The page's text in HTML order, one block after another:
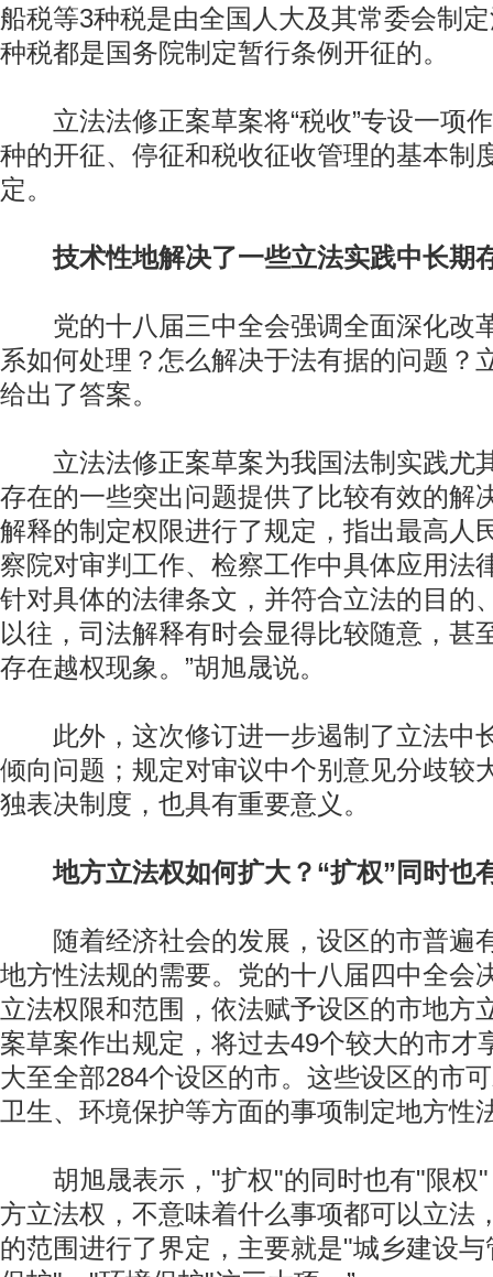
船税等3种税是由全国人大及其常委会制
种税都是国务院制定暂行条例开征的。
立法法修正案草案将“税收”专设一项作
种的开征、停征和税收征收管理的基本制
定。
技术性地解决了一些立法实践中长期
党的十八届三中全会强调全面深化改
系如何处理？怎么解决于法有据的问题？
给出了答案。
立法法修正案草案为我国法制实践尤
存在的一些突出问题提供了比较有效的解
解释的制定权限进行了规定，指出最高人
察院对审判工作、检察工作中具体应用法
针对具体的法律条文，并符合立法的目的
以往，司法解释有时会显得比较随意，甚
存在越权现象。”胡旭晟说。
此外，这次修订进一步遏制了立法中
倾向问题；规定对审议中个别意见分歧较
独表决制度，也具有重要意义。
地方立法权如何扩大？“扩权”同时也
随着经济社会的发展，设区的市普遍
地方性法规的需要。党的十八届四中全会
立法权限和范围，依法赋予设区的市地方
案草案作出规定，将过去49个较大的市才
大至全部284个设区的市。这些设区的市
卫生、环境保护等方面的事项制定地方性
胡旭晟表示，"扩权"的同时也有"限权"
方立法权，不意味着什么事项都可以立法
的范围进行了界定，主要就是"城乡建设